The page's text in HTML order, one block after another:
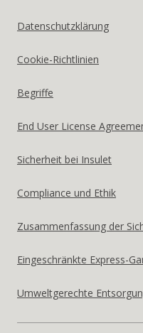
Datenschutzklärung
Cookie-Richtlinien
Begriffe
End User License
Sicherheit bei Insulet
Compliance und Ethik
Zusammenfassung der
Eingeschränkte Express-
Umweltgerechte